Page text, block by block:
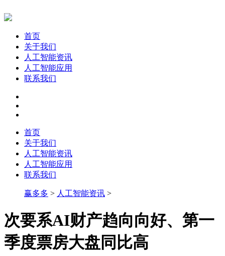
首页
关于我们
人工智能资讯
人工智能应用
联系我们
首页
关于我们
人工智能资讯
人工智能应用
联系我们
赢多多 > 人工智能资讯 >
次要系AI财产趋向向好、第一
季度票房大盘同比高